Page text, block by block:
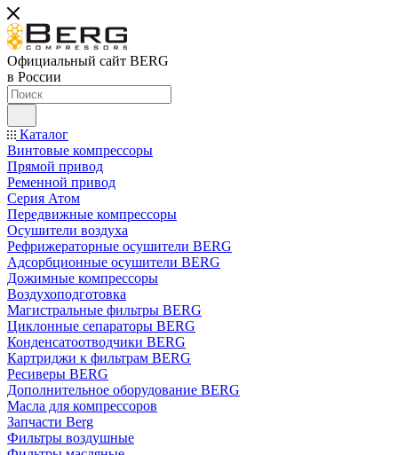
Официальный сайт BERG
в России
Каталог
Винтовые компрессоры
Прямой привод
Ременной привод
Серия Атом
Передвижные компрессоры
Осушители воздуха
Рефрижераторные осушители BERG
Адсорбционные осушители BERG
Дожимные компрессоры
Воздухоподготовка
Магистральные фильтры BERG
Циклонные сепараторы BERG
Конденсатоотводчики BERG
Картриджи к фильтрам BERG
Ресиверы BERG
Дополнительное оборудование BERG
Масла для компрессоров
Запчасти Berg
Фильтры воздушные